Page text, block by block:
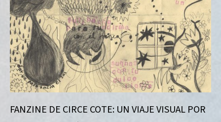
FANZINE DE CIRCE COTE: UN VIAJE VISUAL POR